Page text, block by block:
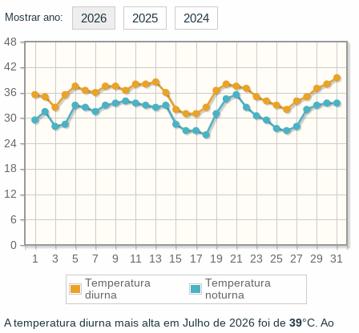
Mostrar ano: 2026 2025 2024
1 3 5 7 9 11 13 15 17 19 21 23 25 27 29 31
0
6
12
18
24
30
36
42
48
Temperatura
diurna
Temperatura
noturna
A temperatura diurna mais alta em Julho de 2026 foi de 39°C. Ao